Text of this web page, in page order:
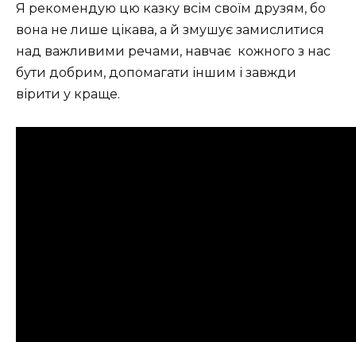
Я рекомендую цю казку всім своїм друзям, бо
вона не лише цікава, а й змушує замислитися
над важливими речами, навчає кожного з нас
бути добрим, допомагати іншим і завжди
вірити у краще.